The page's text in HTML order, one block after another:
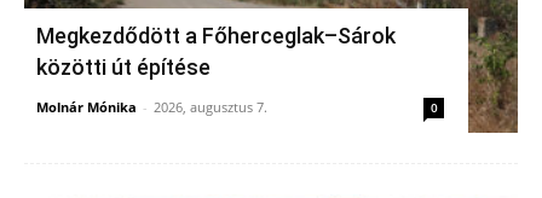
Megkezdődött a Főherceglak–Sárok
közötti út építése
Molnár Mónika - 2026, augusztus 7. 0